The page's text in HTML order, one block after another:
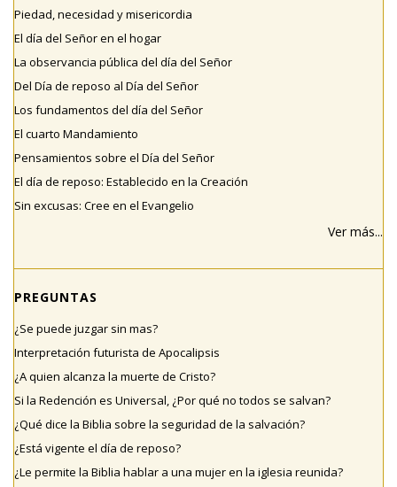
Piedad, necesidad y misericordia
El día del Señor en el hogar
La observancia pública del día del Señor
Del Día de reposo al Día del Señor
Los fundamentos del día del Señor
El cuarto Mandamiento
Pensamientos sobre el Día del Señor
El día de reposo: Establecido en la Creación
Sin excusas: Cree en el Evangelio
Ver más...
PREGUNTAS
¿Se puede juzgar sin mas?
Interpretación futurista de Apocalipsis
¿A quien alcanza la muerte de Cristo?
Si la Redención es Universal, ¿Por qué no todos se salvan?
¿Qué dice la Biblia sobre la seguridad de la salvación?
¿Está vigente el día de reposo?
¿Le permite la Biblia hablar a una mujer en la iglesia reunida?